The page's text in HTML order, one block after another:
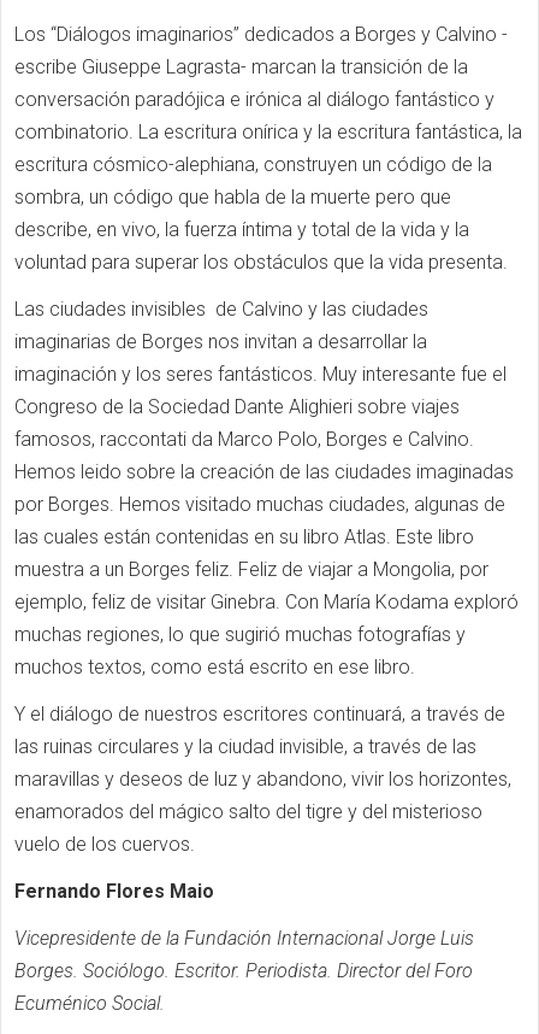
Los “Diálogos imaginarios” dedicados a Borges y Calvino -
escribe Giuseppe Lagrasta- marcan la transición de la
conversación paradójica e irónica al diálogo fantástico y
combinatorio. La escritura onírica y la escritura fantástica, la
escritura cósmico-alephiana, construyen un código de la
sombra, un código que habla de la muerte pero que
describe, en vivo, la fuerza íntima y total de la vida y la
voluntad para superar los obstáculos que la vida presenta.
Las ciudades invisibles de Calvino y las ciudades
imaginarias de Borges nos invitan a desarrollar la
imaginación y los seres fantásticos. Muy interesante fue el
Congreso de la Sociedad Dante Alighieri sobre viajes
famosos, raccontati da Marco Polo, Borges e Calvino.
Hemos leido sobre la creación de las ciudades imaginadas
por Borges. Hemos visitado muchas ciudades, algunas de
las cuales están contenidas en su libro Atlas. Este libro
muestra a un Borges feliz. Feliz de viajar a Mongolia, por
ejemplo, feliz de visitar Ginebra. Con María Kodama exploró
muchas regiones, lo que sugirió muchas fotografías y
muchos textos, como está escrito en ese libro.
Y el diálogo de nuestros escritores continuará, a través de
las ruinas circulares y la ciudad invisible, a través de las
maravillas y deseos de luz y abandono, vivir los horizontes,
enamorados del mágico salto del tigre y del misterioso
vuelo de los cuervos.
Fernando Flores Maio
Vicepresidente de la Fundación Internacional Jorge Luis
Borges. Sociólogo. Escritor. Periodista. Director del Foro
Ecuménico Social.